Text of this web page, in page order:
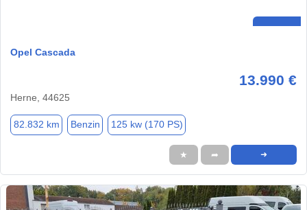
Opel Cascada
13.990 €
Herne, 44625
82.832 km Benzin 125 kw (170 PS)
★ ➦ ➜